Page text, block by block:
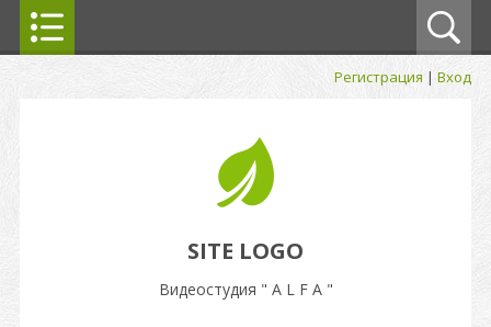
Регистрация |Вход
SITE LOGO
Видеостудия " A L F A "